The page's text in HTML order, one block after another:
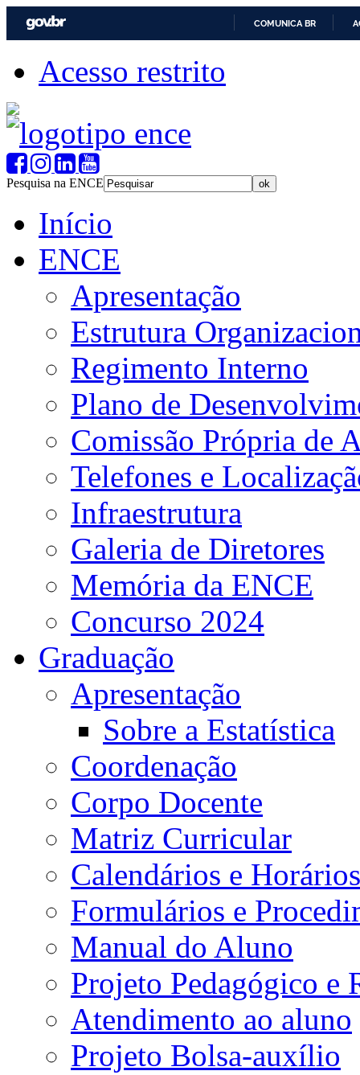
COMUNICA BR
Acesso restrito
Pesquisa na ENCE
Início
ENCE
Apresentação
Estrutura
Regimento Interno
Plano de
Comissão Própria de
Telefones e
Infraestrutura
Galeria de Diretores
Memória da ENCE
Concurso 2024
Graduação
Apresentação
Sobre a Estatística
Coordenação
Corpo Docente
Matriz Curricular
Calendários e Horários
Formulários e
Manual do Aluno
Projeto Pedagógico e
Atendimento ao aluno
Projeto Bolsa-auxílio